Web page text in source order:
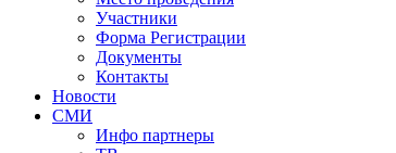
Участники
Форма Регистрации
Документы
Контакты
Новости
СМИ
Инфо партнеры